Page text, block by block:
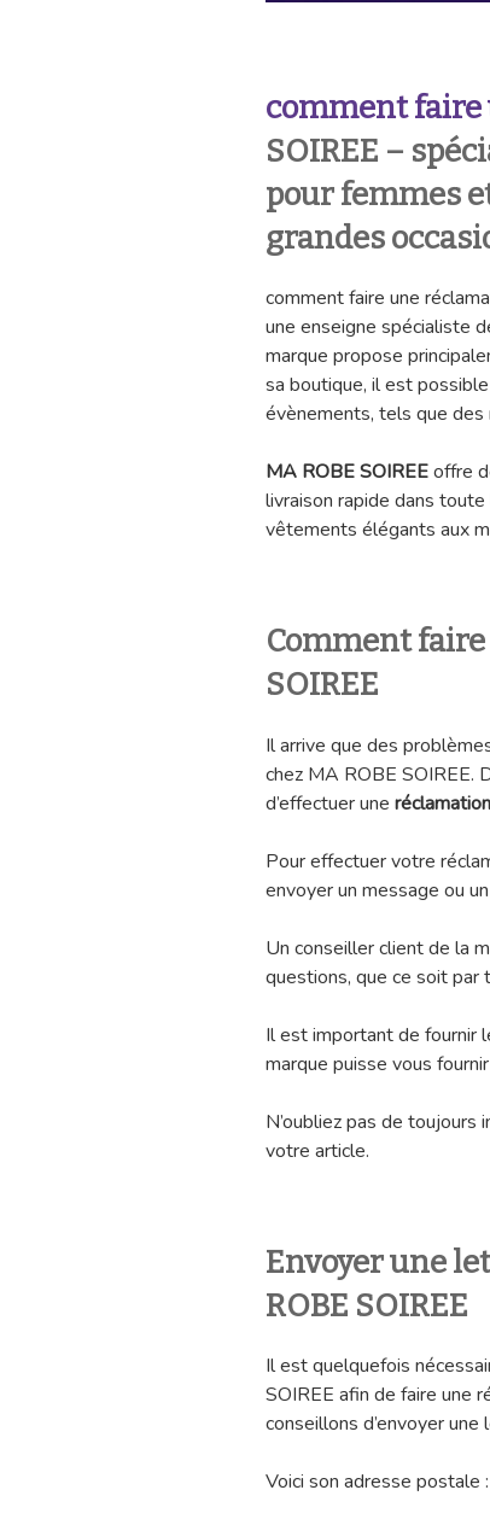
comment
SOIREE –
pour femmes
grandes
comment faire une
une enseigne spécialiste
marque propose
sa boutique, il est
évènements, tels que
MA ROBE SOIREEoffre
livraison rapide dans toute
vêtements élégants aux
Comment
SOIREE
Il arrive que des
chez MA ROBE SOIREE.
d’effectuer une réclamation
Pour effectuer votre
envoyer un message ou
Un conseiller client de la
questions, que ce soit par
Il est important de fournir
marque puisse vous
N’oubliez pas de
votre article.
Envoyer une
ROBE SOIREE
Il est quelquefois
SOIREE afin de faire une
conseillons d’envoyer
Voici son adresse postale :